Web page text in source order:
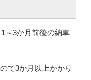
～3か月前後の納車
で3か月以上かかり